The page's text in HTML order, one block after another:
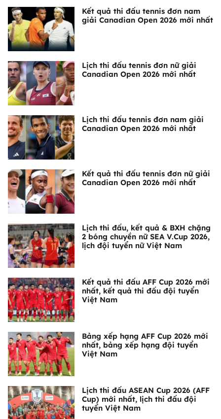
Kết quả thi đấu tennis đơn nam
giải Canadian Open 2026 mới nhất
Lịch thi đấu tennis đơn nữ giải
Canadian Open 2026 mới nhất
Lịch thi đấu tennis đơn nam giải
Canadian Open 2026 mới nhất
Kết quả thi đấu tennis đơn nữ giải
Canadian Open 2026 mới nhất
Lịch thi đấu, kết quả & BXH chặng
2 bóng chuyền nữ SEA V.Cup 2026,
lịch đội tuyển nữ Việt Nam
Kết quả thi đấu AFF Cup 2026 mới
nhất, kết quả thi đấu đội tuyển
Việt Nam
Bảng xếp hạng AFF Cup 2026 mới
nhất, bảng xếp hạng đội tuyển
Việt Nam
Lịch thi đấu ASEAN Cup 2026 (AFF
Cup) mới nhất, lịch thi đấu đội
tuyển Việt Nam